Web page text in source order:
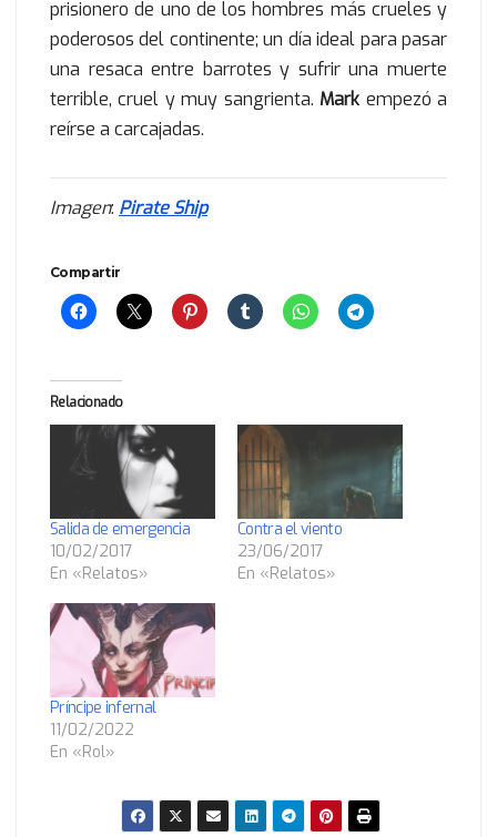
prisionero de uno de los hombres más crueles y
poderosos del continente; un día ideal para pasar
una resaca entre barrotes y sufrir una muerte
terrible, cruel y muy sangrienta. Mark empezó a
reírse a carcajadas.
Imagen: Pirate Ship
Compartir
Relacionado
Salida de emergencia
10/02/2017
En «Relatos»
Contra el viento
23/06/2017
En «Relatos»
Príncipe infernal
11/02/2022
En «Rol»